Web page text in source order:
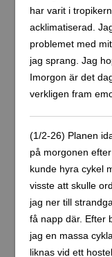
har varit i
acklimatiserad.
problemet med
jag sprang. Jag
Imorgon är det
verkligen fram
(1/2-26) Planen
på morgonen
kunde hyra cykel
visste att skulle
jag ner till
få napp där. Efter
jag en massa
liknas vid ett